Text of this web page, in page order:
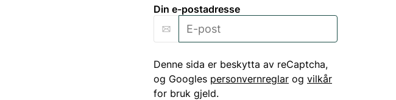
Din e-postadresse
Denne sida er beskytta av reCaptcha,
og Googles personvernreglar og vilkår
for bruk gjeld.